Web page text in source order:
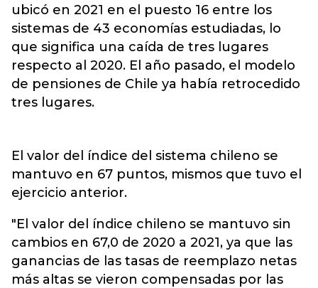
ubicó en 2021 en el puesto 16 entre los
sistemas de 43 economías estudiadas, lo
que significa una caída de tres lugares
respecto al 2020. El año pasado, el modelo
de pensiones de Chile ya había retrocedido
tres lugares.
El valor del índice del sistema chileno se
mantuvo en 67 puntos, mismos que tuvo el
ejercicio anterior.
"El valor del índice chileno se mantuvo sin
cambios en 67,0 de 2020 a 2021, ya que las
ganancias de las tasas de reemplazo netas
más altas se vieron compensadas por las